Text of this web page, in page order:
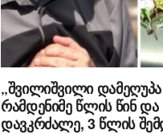
„შვილიშვილი დამეღუპა
რამდენიმე წლის წინ და
დავკრძალე, 3 წლის